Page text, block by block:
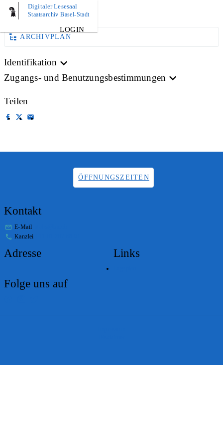
Digitaler Lesesaal
Staatsarchiv Basel-Stadt
LOGIN
AKTE
ARCHIVPLAN
Identifikation
Zugangs- und Benutzungsbestimmungen
Teilen
ÖFFNUNGSZEITEN
Kontakt
E-Mail
Kanzlei
Adresse Links
Folge uns auf